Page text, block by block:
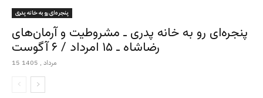
پنجره‌ای رو به خانه پدری
پنجره‌ای رو به خانه پدری ـ مشروطیت و آرمان‌های
رضاشاه ـ ۱۵ امرداد / ۶ آگوست
15 مرداد , 1405